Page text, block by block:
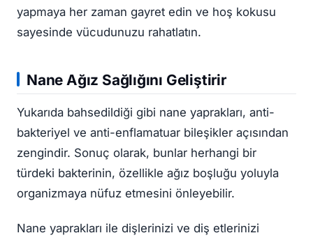
yapmaya her zaman gayret edin ve hoş kokusu
sayesinde vücudunuzu rahatlatın.
Nane Ağız Sağlığını Geliştirir
Yukarıda bahsedildiği gibi nane yaprakları, anti-
bakteriyel ve anti-enflamatuar bileşikler açısından
zengindir. Sonuç olarak, bunlar herhangi bir
türdeki bakterinin, özellikle ağız boşluğu yoluyla
organizmaya nüfuz etmesini önleyebilir.
Nane yaprakları ile dişlerinizi ve diş etlerinizi